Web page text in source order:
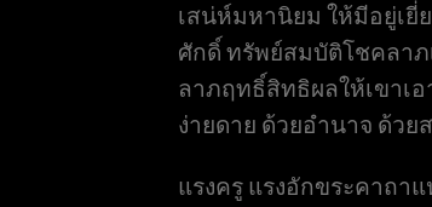
เสน่ห์มหานิยม ให้มีอยู่เยี่
ศักดิ์ ทรัพย์สมบัติโชคลาภ
ลาภฤทธิ์สิทธิผลให้เขาเอ
ง่ายดาย ด้วยอำนาจ ด้ว
แรงครู แรงอักขระคาถา